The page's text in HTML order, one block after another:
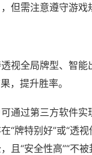
但需注意遵守游戏
视全局牌型、智
，提升胜率。
通过第三方软件实
“牌特别好”或“透
“安全性高”“不被